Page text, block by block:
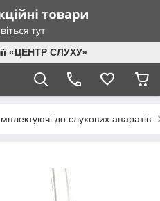
«ЦЕНТР СЛУХУ»
до слухових апаратів